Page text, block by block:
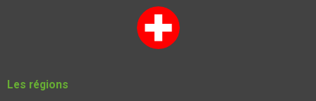
Les régions